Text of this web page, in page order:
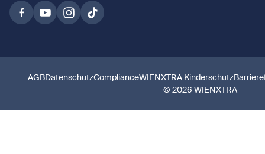
© 2026 WIENXTRA
AGBDatenschutzComplianceWIENXTRA Kinderschutz